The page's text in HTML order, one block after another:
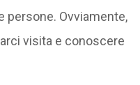
persone. Ovviamente,
visita e conoscere